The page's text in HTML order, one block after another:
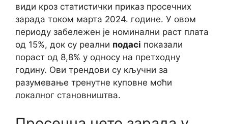
види кроз статистички приказ просечних
зарада током марта 2024. године. У овом
периоду забележен је номинални раст плата
од 15%, док су реални подaci показали
пораст од 8,8% у односу на претходну
годину. Ови трендови су кључни за
разумевање тренутне куповне моћи
локалног становништва.